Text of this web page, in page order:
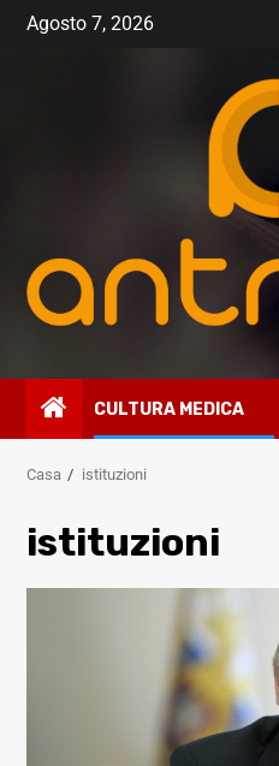
Agosto 7, 2026
CULTURA MEDICA
Casa istituzioni
istituzioni